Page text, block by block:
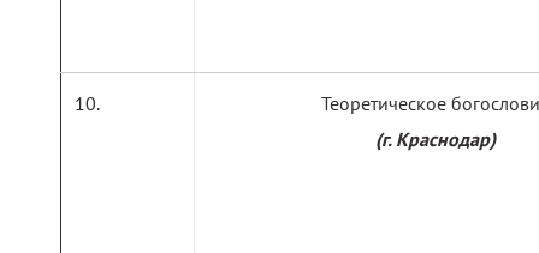
Теоретическое
(г. Краснодар)